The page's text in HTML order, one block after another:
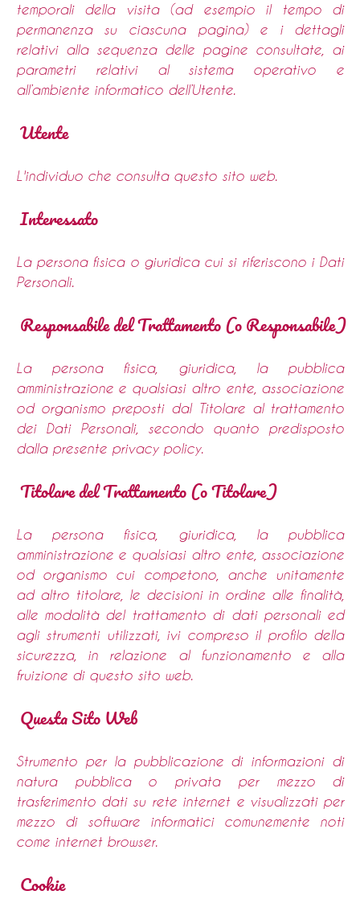
temporali della visita (ad esempio il tempo di
permanenza su ciascuna pagina) e i dettagli
relativi alla sequenza delle pagine consultate, ai
parametri relativi al sistema operativo e
all’ambiente informatico dell’Utente.
Utente
L'individuo che consulta questo sito web.
Interessato
La persona fisica o giuridica cui si riferiscono i Dati
Personali.
Responsabile del Trattamento (o Responsabile)
La persona fisica, giuridica, la pubblica
amministrazione e qualsiasi altro ente, associazione
od organismo preposti dal Titolare al trattamento
dei Dati Personali, secondo quanto predisposto
dalla presente privacy policy.
Titolare del Trattamento (o Titolare)
La persona fisica, giuridica, la pubblica
amministrazione e qualsiasi altro ente, associazione
od organismo cui competono, anche unitamente
ad altro titolare, le decisioni in ordine alle finalità,
alle modalità del trattamento di dati personali ed
agli strumenti utilizzati, ivi compreso il profilo della
sicurezza, in relazione al funzionamento e alla
fruizione di questo sito web.
Questa Sito Web
Strumento per la pubblicazione di informazioni di
natura pubblica o privata per mezzo di
trasferimento dati su rete internet e visualizzati per
mezzo di software informatici comunemente noti
come internet browser.
Cookie